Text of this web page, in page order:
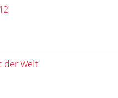
der Welt